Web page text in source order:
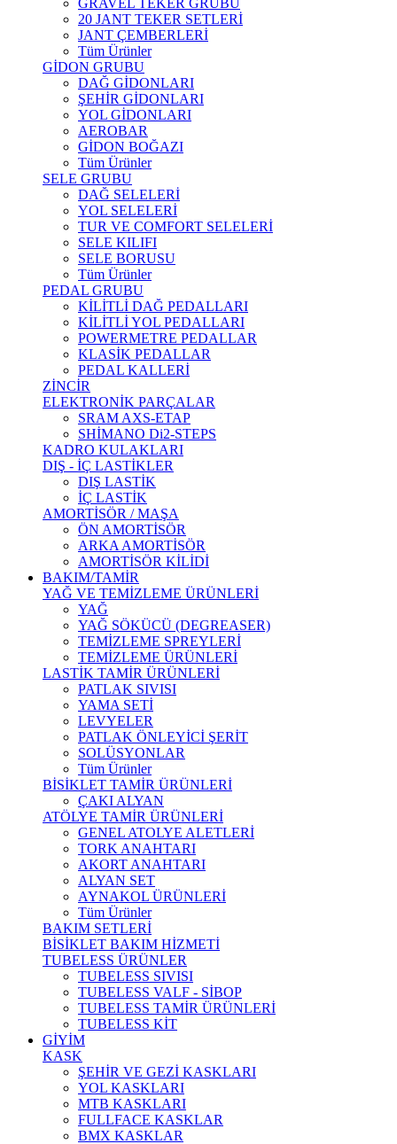
GRAVEL TEKER GRUBU
20 JANT TEKER SETLERİ
JANT ÇEMBERLERİ
Tüm Ürünler
GİDON GRUBU
DAĞ GİDONLARI
ŞEHİR GİDONLARI
YOL GİDONLARI
AEROBAR
GİDON BOĞAZI
Tüm Ürünler
SELE GRUBU
DAĞ SELELERİ
YOL SELELERİ
TUR VE COMFORT SELELERİ
SELE KILIFI
SELE BORUSU
Tüm Ürünler
PEDAL GRUBU
KİLİTLİ DAĞ PEDALLARI
KİLİTLİ YOL PEDALLARI
POWERMETRE PEDALLAR
KLASİK PEDALLAR
PEDAL KALLERİ
ZİNCİR
ELEKTRONİK PARÇALAR
SRAM AXS-ETAP
SHİMANO Di2-STEPS
KADRO KULAKLARI
DIŞ - İÇ LASTİKLER
DIŞ LASTİK
İÇ LASTİK
AMORTİSÖR / MAŞA
ÖN AMORTİSÖR
ARKA AMORTİSÖR
AMORTİSÖR KİLİDİ
BAKIM/TAMİR
YAĞ VE TEMİZLEME ÜRÜNLERİ
YAĞ
YAĞ SÖKÜCÜ (DEGREASER)
TEMİZLEME SPREYLERİ
TEMİZLEME ÜRÜNLERİ
LASTİK TAMİR ÜRÜNLERİ
PATLAK SIVISI
YAMA SETİ
LEVYELER
PATLAK ÖNLEYİCİ ŞERİT
SOLÜSYONLAR
Tüm Ürünler
BİSİKLET TAMİR ÜRÜNLERİ
ÇAKI ALYAN
ATÖLYE TAMİR ÜRÜNLERİ
GENEL ATOLYE ALETLERİ
TORK ANAHTARI
AKORT ANAHTARI
ALYAN SET
AYNAKOL ÜRÜNLERİ
Tüm Ürünler
BAKIM SETLERİ
BİSİKLET BAKIM HİZMETİ
TUBELESS ÜRÜNLER
TUBELESS SIVISI
TUBELESS VALF - SİBOP
TUBELESS TAMİR ÜRÜNLERİ
TUBELESS KİT
GİYİM
KASK
ŞEHİR VE GEZİ KASKLARI
YOL KASKLARI
MTB KASKLARI
FULLFACE KASKLAR
BMX KASKLAR